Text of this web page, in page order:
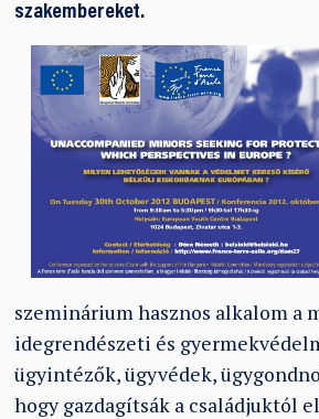
szakembereket.
szeminárium hasznos alkalom a
idegrendészeti és
ügyintézők, ügyvédek,
hogy gazdagítsák a családjuktól